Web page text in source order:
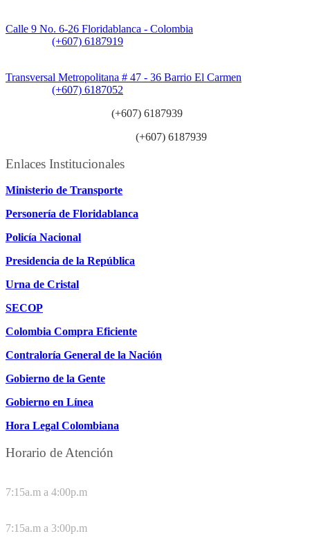
Calle 9 No. 6-26 Floridablanca - Colombia
(+607) 6187919
Transversal Metropolitana # 47 - 36 Barrio El Carmen
(+607) 6187052
(+607) 6187939
(+607) 6187939
Enlaces Institucionales
Ministerio de Transporte
Personería de Floridablanca
Policía Nacional
Presidencia de la República
Urna de Cristal
SECOP
Colombia Compra Eficiente
Contraloría General de la Nación
Gobierno de la Gente
Gobierno en Línea
Hora Legal Colombiana
Horario de Atención
7:15a.m a 4:00p.m
7:15a.m a 3:00p.m